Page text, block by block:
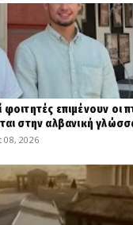
επιμένουν οι
στην αλβανική
2026